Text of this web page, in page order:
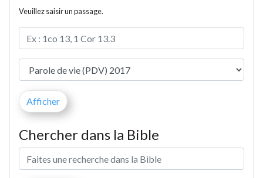
Veuillez saisir un passage.
Chercher dans la Bible